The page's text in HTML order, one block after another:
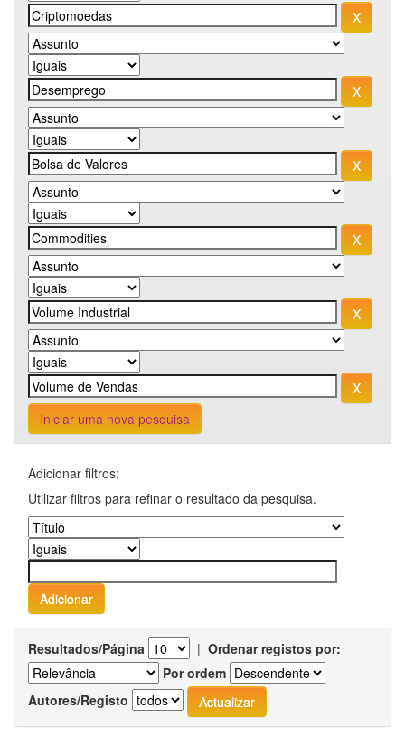
Iniciar uma nova pesquisa
Adicionar filtros:
Utilizar filtros para refinar o resultado da pesquisa.
Resultados/Página | Ordenar registos por:
Por ordem
Autores/Registo